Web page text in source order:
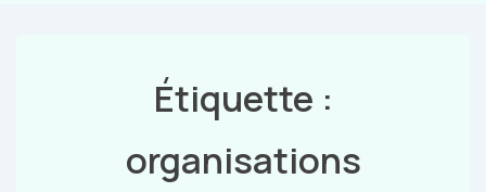
Étiquette :
organisations